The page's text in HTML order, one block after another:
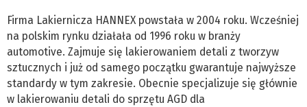
Firma Lakiernicza HANNEX powstała w 2004 roku. Wcześniej
na polskim rynku działała od 1996 roku w branży
automotive. Zajmuje się lakierowaniem detali z tworzyw
sztucznych i już od samego początku gwarantuje najwyższe
standardy w tym zakresie. Obecnie specjalizuje się głównie
w lakierowaniu detali do sprzętu AGD dla